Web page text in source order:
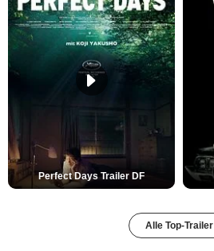
Perfect Days Trailer DF
Alle Top-Trailer